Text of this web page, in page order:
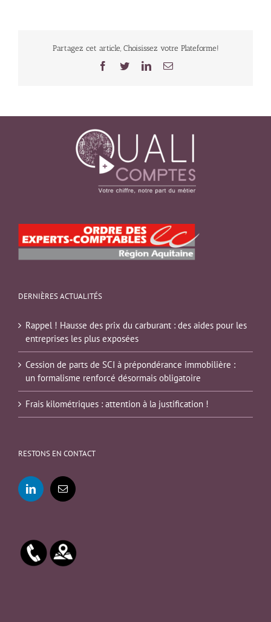
Partagez cet article, Choisissez votre Plateforme!
Facebook
TwitterLinkedInEmail
DERNIÈRES ACTUALITÉS
Rappel ! Hausse des prix du carburant : des aides pour les
entreprises les plus exposées
Cession de parts de SCI à prépondérance immobilière :
un formalisme renforcé désormais obligatoire
Frais kilométriques : attention à la justification !
RESTONS EN CONTACT